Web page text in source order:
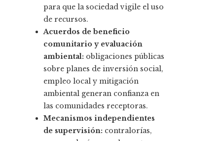
para que la sociedad vigile el uso
de recursos.
Acuerdos de beneficio
comunitario y evaluación
ambiental: obligaciones públicas
sobre planes de inversión social,
empleo local y mitigación
ambiental generan confianza en
las comunidades receptoras.
Mecanismos independientes
de supervisión: contralorías,